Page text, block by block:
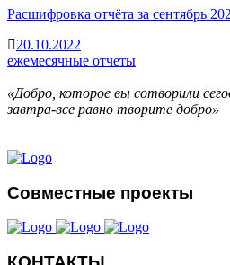
Расшифровка отчёта за сентябрь
20.10.2022
ежемесячные отчеты
«Добро, которое вы сотворили
завтра-все равно творите добро»
Совместные проекты